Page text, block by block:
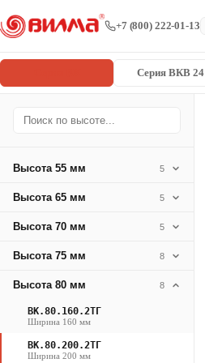
+7 (800) 222-01-13
Серия ВКВ 24
Высота 55 мм 5
Высота 65 мм 5
Высота 70 мм 5
Высота 75 мм 8
Высота 80 мм 8
ВК.80.160.2ТГ
Ширина 160 мм
ВК.80.200.2ТГ
Ширина 200 мм